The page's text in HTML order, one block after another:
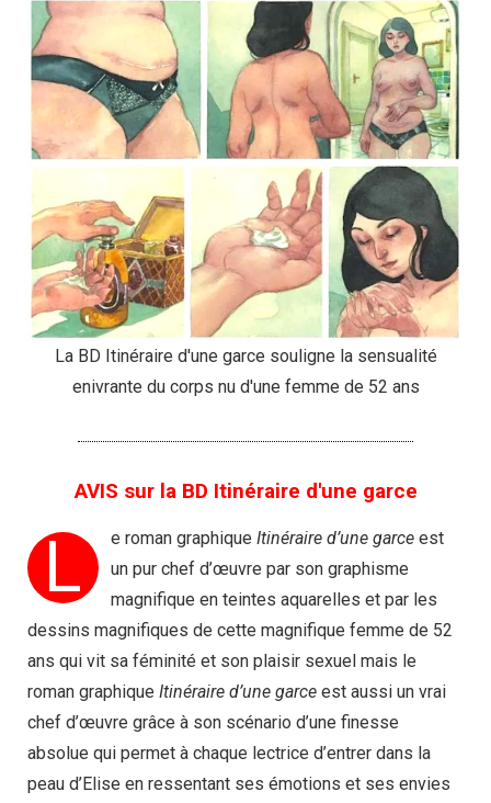
La BD Itinéraire d'une garce souligne la sensualité
enivrante du corps nu d'une femme de 52 ans
AVIS sur la BD Itinéraire d'une garce
L e roman graphique Itinéraire d’une garce est
un pur chef d’œuvre par son graphisme
magnifique en teintes aquarelles et par les
dessins magnifiques de cette magnifique femme de 52
ans qui vit sa féminité et son plaisir sexuel mais le
roman graphique Itinéraire d’une garce est aussi un vrai
chef d’œuvre grâce à son scénario d’une finesse
absolue qui permet à chaque lectrice d’entrer dans la
peau d’Elise en ressentant ses émotions et ses envies